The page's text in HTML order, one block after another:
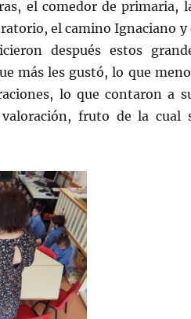
el comedor de primaria,
el camino Ignaciano y
después estos
más les gustó, lo que
lo que contaron a
fruto de la cual